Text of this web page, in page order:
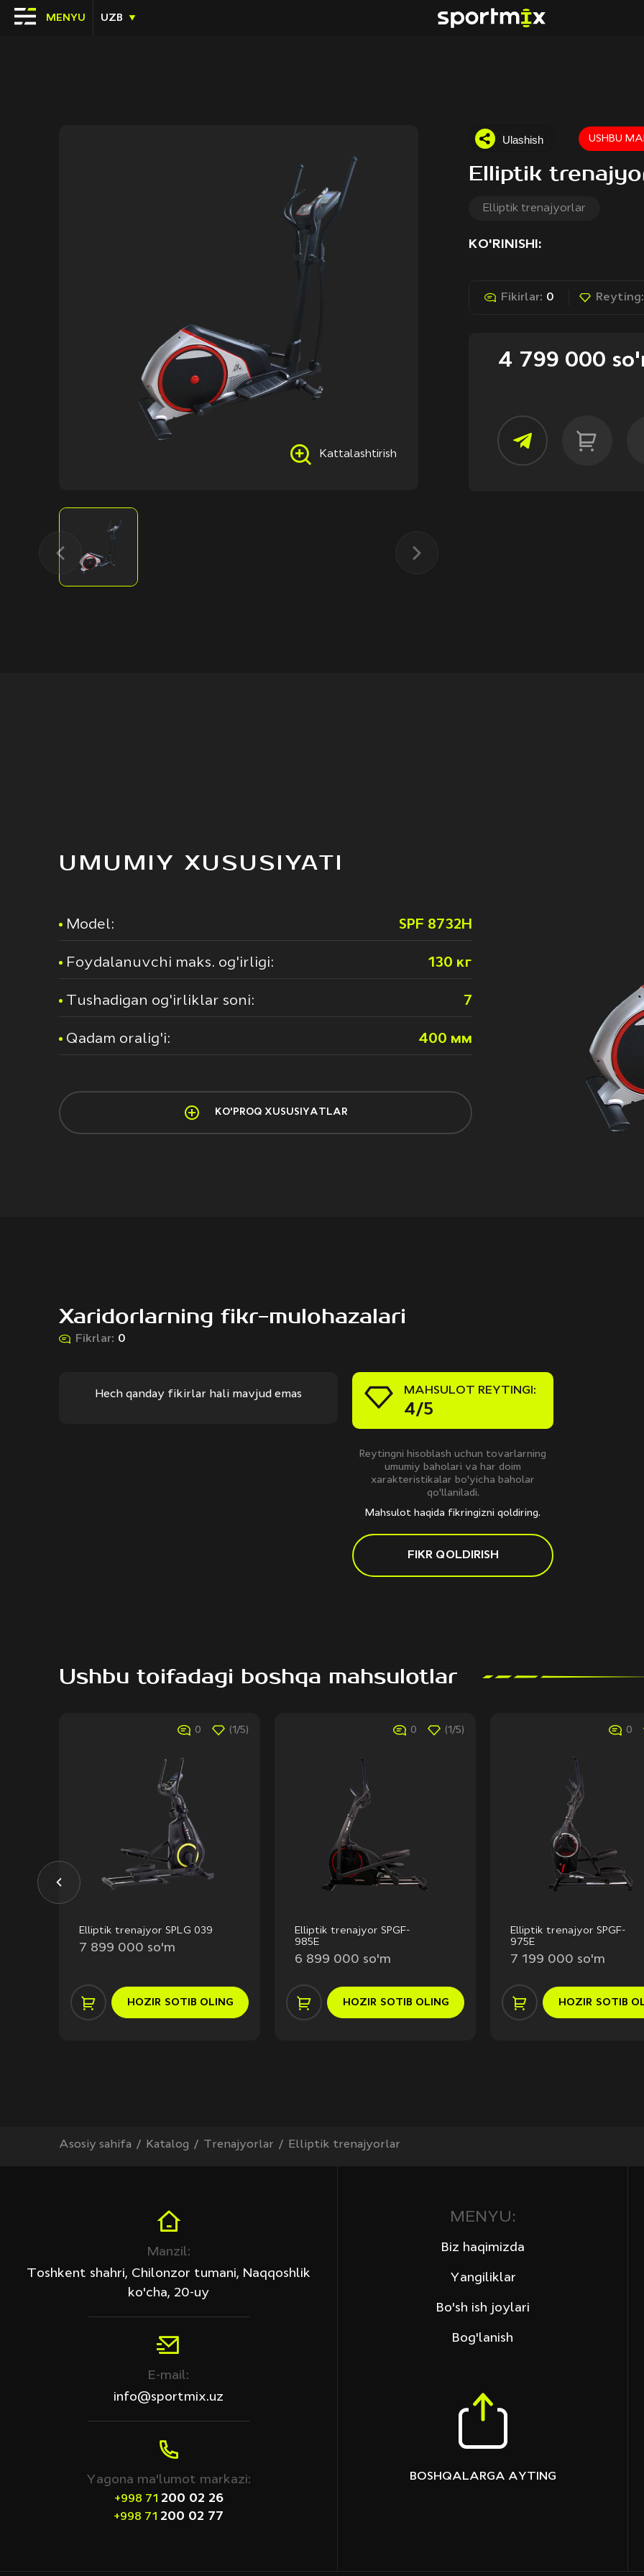
MENYU UZB
Kattalashtirish
Ulashish USHBU
Elliptik
Elliptik trenajyorlar
KO'RINISHI:
Fikirlar: 0 Reyting:
4 799 000
UMUMIY XUSUSIYATI
Model: SPF 8732H
Foydalanuvchi maks. og'irligi: 130 кг
Tushadigan og'irliklar soni: 7
Qadam oralig'i: 400 мм
KO'PROQ XUSUSIYATLAR
Xaridorlarning fikr-mulohazalari
Fikrlar: 0
Hech qanday fikirlar hali mavjud emas MAHSULOT REYTINGI:
4/5
Reytingni hisoblash uchun tovarlarning
umumiy baholari va har doim
xarakteristikalar bo'yicha baholar
qo'llaniladi.
Mahsulot haqida fikringizni qoldiring.
FIKR QOLDIRISH
Ushbu toifadagi boshqa mahsulotlar
0 (1/5)
Elliptik trenajyor SPLG 039
7 899 000 so'm
HOZIR SOTIB OLING
0 (1/5)
Elliptik trenajyor SPGF-
985E
6 899 000 so'm
HOZIR SOTIB OLING
0
Elliptik trenajyor SPGF-
975E
7 199 000 so'm
HOZIR SOTIB
Asosiy sahifa Katalog Trenajyorlar Elliptik trenajyorlar
Manzil:
Toshkent shahri, Chilonzor tumani, Naqqoshlik
ko'cha, 20-uy
E-mail:
info@sportmix.uz
Yagona ma'lumot markazi:
+998 71 200 02 26
+998 71 200 02 77
MENYU:
Biz haqimizda
Yangiliklar
Bo'sh ish joylari
Bog'lanish
BOSHQALARGA AYTING